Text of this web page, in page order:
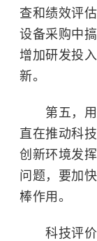
查和绩效评
设备采购中
增加研发投
新。
第五，用
直在推动科
创新环境发
问题，要加
棒作用。
科技评价